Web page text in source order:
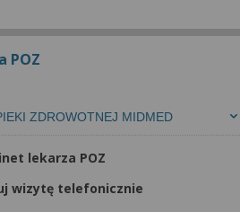
POZ
ZDROWOTNEJ MIDMED
lekarza POZ
wizytę telefonicznie